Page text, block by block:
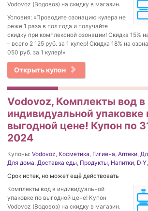
Vodovoz (Водовоз) на скидку в магазин.
Условия: «Проводите озонацию кулера не
реже 1 раза в пол года и получайте
скидку при комплексной озонации! Скидка 15%
– всего 2 125 руб. за 1 кулер! Скидка 18% на
050 руб. за 1 кулер!»
Открыть купон
Vodovoz, Комплекты вод в
индивидуальной упаковке
выгодной цене! Купон по
2024
Купоны: Vodovoz, Косметика, Гигиена, Аптеки,
Для дома, Доставка еды, Продукты, Напитки, DIY,
Срок истек, но может ещё действовать
Комплекты вод в индивидуальной
упаковке по выгодной цене! Купон
Vodovoz (Водовоз) на скидку в магазин.